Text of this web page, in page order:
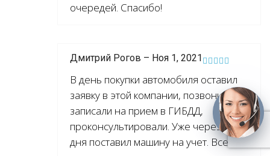
очередей. Спасибо!
Дмитрий Рогов – Ноя 1, 2021
В день покупки автомобиля оставил
заявку в этой компании, позвонили,
записали на прием в ГИБДД,
проконсультировали. Уже через два
дня поставил машину на учет. Все